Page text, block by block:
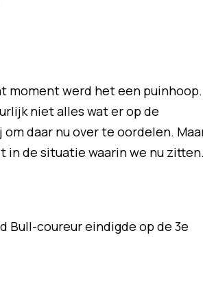
moment werd het een puinhoop.
niet alles wat er op de
daar nu over te oordelen.
in de situatie waarin we nu
Bull-coureur eindigde op de 3e